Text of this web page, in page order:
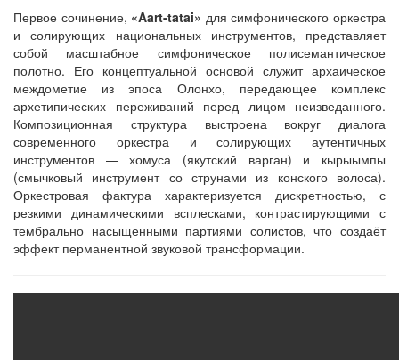
Первое сочинение, «Aart-tatai» для симфонического оркестра
и солирующих национальных инструментов, представляет
собой масштабное симфоническое полисемантическое
полотно. Его концептуальной основой служит архаическое
междометие из эпоса Олонхо, передающее комплекс
архетипических переживаний перед лицом неизведанного.
Композиционная структура выстроена вокруг диалога
современного оркестра и солирующих аутентичных
инструментов — хомуса (якутский варган) и кырыымпы
(смычковый инструмент со струнами из конского волоса).
Оркестровая фактура характеризуется дискретностью, с
резкими динамическими всплесками, контрастирующими с
тембрально насыщенными партиями солистов, что создаёт
эффект перманентной звуковой трансформации.